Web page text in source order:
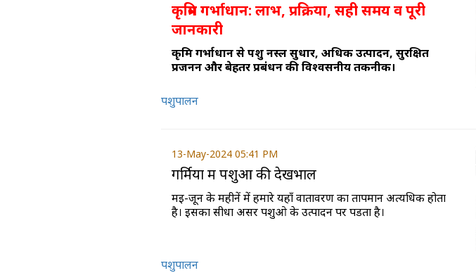
कृत्रिम गर्भाधान: लाभ, प्रक्रिया, सही समय व पूरी
जानकारी
कृत्रिम गर्भाधान से पशु नस्ल सुधार, अधिक उत्पादन, सुरक्षित
प्रजनन और बेहतर प्रबंधन की विश्वसनीय तकनीक।
पशुपालन
13-May-2024 05:41 PM
गर्मियों में पशुओं की देखभाल
मई-जून के महीनें में हमारे यहाँ वातावरण का तापमान अत्यधिक होता
है। इसका सीधा असर पशुओ के उत्पादन पर पडता है।
पशुपालन